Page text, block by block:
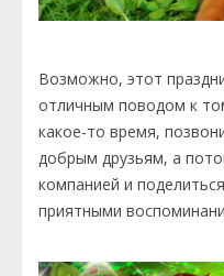
Возможно, этот
отличным поводом к
какое-то время,
добрым друзьям, а
компанией и
приятными